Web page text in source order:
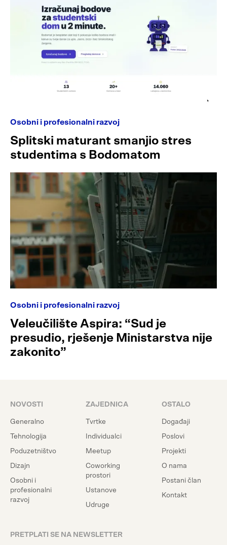
Osobni i profesionalni razvoj
Splitski maturant smanjio stres
studentima s Bodomatom
Osobni i profesionalni razvoj
Veleučilište Aspira: “Sud je
presudio, rješenje Ministarstva nije
zakonito”
NOVOSTI
Generalno
Tehnologija
Poduzetništvo
Dizajn
Osobni i
profesionalni
razvoj
ZAJEDNICA
Tvrtke
Individualci
Meetup
Coworking
prostori
Ustanove
Udruge
OSTALO
Događaji
Poslovi
Projekti
O nama
Postani član
Kontakt
PRETPLATI SE NA NEWSLETTER